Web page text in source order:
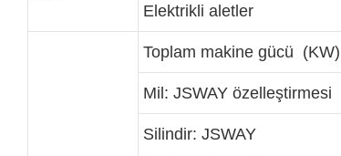
Elektrikli aletler
Toplam makine gücü (KW)
Mil: JSWAY özelleştirmesi
Silindir: JSWAY